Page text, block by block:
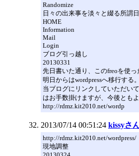
Randomize
日々の出来事を淡々と綴る所謂
HOME
Information
Mail
Login
ブログ引っ越し
20130331
先日書いた通り、このfreoを使っ
明日からはwordpressへ移行する。
当ブログにリンクしていただい
はお手数掛けますが、今後ともよ
http://rdmz.kit2010.net/wordp
2013/07/14 00:51:24 kissyさ
http://rdmz.kit2010.net/wordpress/
現地調整